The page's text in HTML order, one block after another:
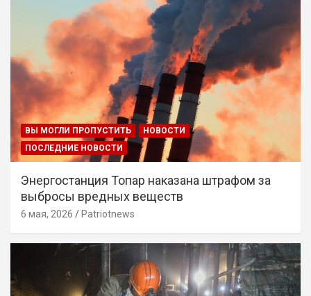
ВЫ МОГЛИ ПРОПУСТИТЬ
НОВОСТИ
ПОСЛЕДНИЕ НОВОСТИ
Энергостанция Топар наказана штрафом за
выбросы вредных веществ
6 мая, 2026 Patriotnews